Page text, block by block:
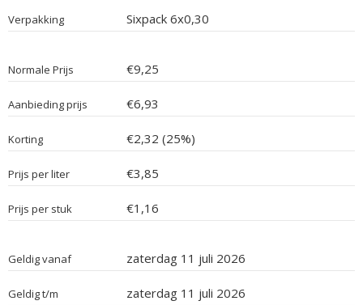
Verpakking Sixpack 6x0,30
Normale Prijs €9,25
Aanbieding prijs €6,93
Korting €2,32 (25%)
Prijs per liter €3,85
Prijs per stuk €1,16
Geldig vanaf zaterdag 11 juli 2026
Geldig t/m
zaterdag 11 juli 2026